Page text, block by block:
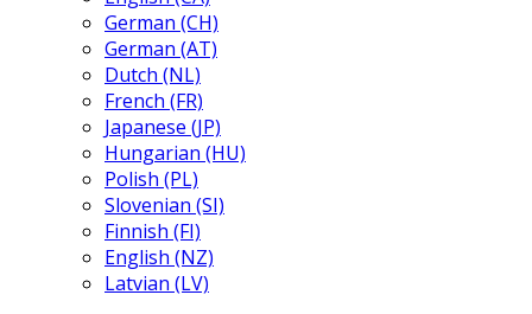
German (CH)
German (AT)
Dutch (NL)
French (FR)
Japanese (JP)
Hungarian (HU)
Polish (PL)
Slovenian (SI)
Finnish (FI)
English (NZ)
Latvian (LV)